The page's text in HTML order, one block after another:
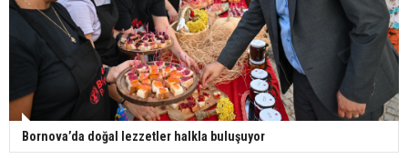
Bornova’da doğal lezzetler halkla buluşuyor